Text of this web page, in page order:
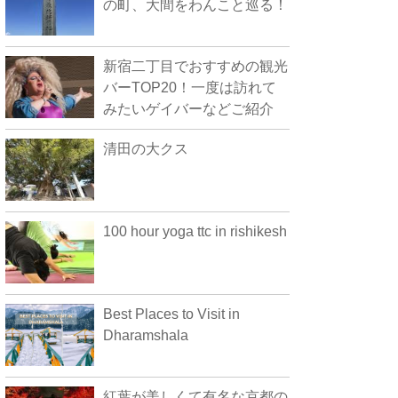
の町、大間をわんこと巡る！
新宿二丁目でおすすめの観光
バーTOP20！一度は訪れて
みたいゲイバーなどご紹介
清田の大クス
100 hour yoga ttc in rishikesh
Best Places to Visit in
Dharamshala